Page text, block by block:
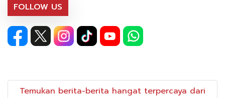
FOLLOW US
Temukan berita-berita hangat terpercaya dari